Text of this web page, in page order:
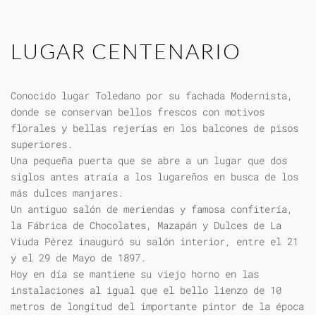
LUGAR CENTENARIO
Conocido lugar Toledano por su fachada Modernista,
donde se conservan bellos frescos con motivos
florales y bellas rejerías en los balcones de pisos
superiores.
Una pequeña puerta que se abre a un lugar que dos
siglos antes atraía a los lugareños en busca de los
más dulces manjares.
Un antiguo salón de meriendas y famosa confitería,
la Fábrica de Chocolates, Mazapán y Dulces de La
Viuda Pérez inauguró su salón interior, entre el 21
y el 29 de Mayo de 1897.
Hoy en día se mantiene su viejo horno en las
instalaciones al igual que el bello lienzo de 10
metros de longitud del importante pintor de la época